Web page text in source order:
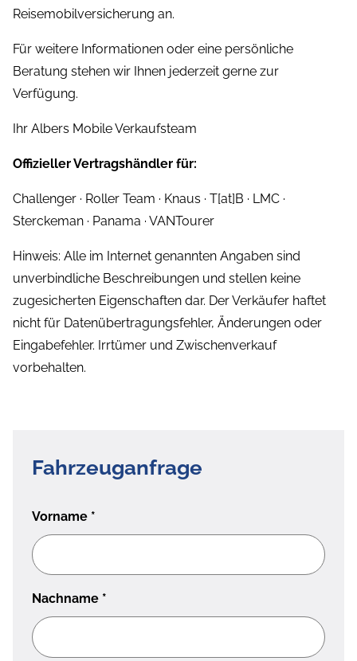
Reisemobilversicherung an.
Für weitere Informationen oder eine persönliche
Beratung stehen wir Ihnen jederzeit gerne zur
Verfügung.
Ihr Albers Mobile Verkaufsteam
Offizieller Vertragshändler für:
Challenger · Roller Team · Knaus · T[at]B · LMC ·
Sterckeman · Panama · VANTourer
Hinweis: Alle im Internet genannten Angaben sind
unverbindliche Beschreibungen und stellen keine
zugesicherten Eigenschaften dar. Der Verkäufer haftet
nicht für Datenübertragungsfehler, Änderungen oder
Eingabefehler. Irrtümer und Zwischenverkauf
vorbehalten.
Fahrzeuganfrage
Vorname *
Nachname *